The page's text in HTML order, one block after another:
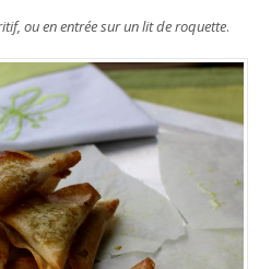
ou en entrée sur un lit de roquette.